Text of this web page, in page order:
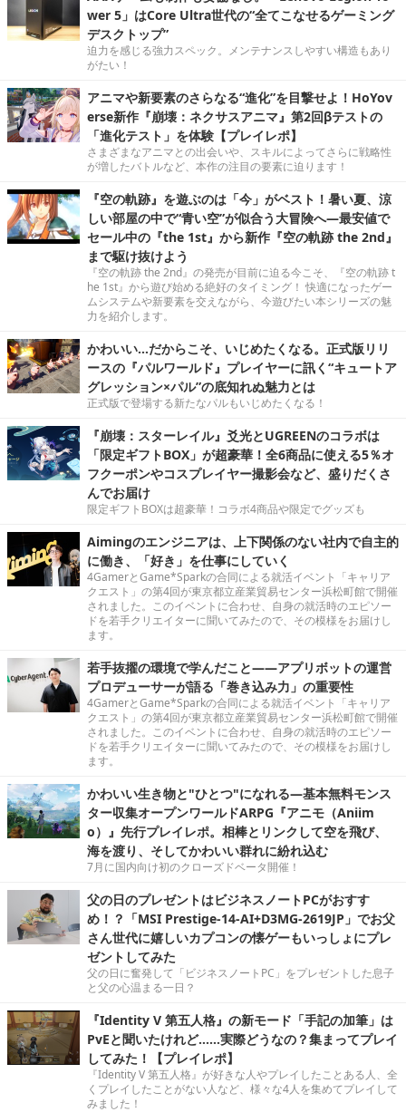
wer 5」はCore Ultra世代の“全てこなせるゲーミング
デスクトップ”
迫力を感じる強力スペック。メンテナンスしやすい構造もあり
がたい！
アニマや新要素のさらなる“進化”を目撃せよ！HoYov
erse新作『崩壊：ネクサスアニマ』第2回βテストの
「進化テスト」を体験【プレイレポ】
さまざまなアニマとの出会いや、スキルによってさらに戦略性
が増したバトルなど、本作の注目の要素に迫ります！
『空の軌跡』を遊ぶのは「今」がベスト！暑い夏、涼
しい部屋の中で“青い空”が似合う大冒険へ―最安値で
セール中の『the 1st』から新作『空の軌跡 the 2nd』
まで駆け抜けよう
『空の軌跡 the 2nd』の発売が目前に迫る今こそ、『空の軌跡 t
he 1st』から遊び始める絶好のタイミング！ 快適になったゲー
ムシステムや新要素を交えながら、今遊びたい本シリーズの魅
力を紹介します。
かわいい…だからこそ、いじめたくなる。正式版リリ
ースの『パルワールド』プレイヤーに訊く“キュートア
グレッション×パル”の底知れぬ魅力とは
正式版で登場する新たなパルもいじめたくなる！
『崩壊：スターレイル』爻光とUGREENのコラボは
「限定ギフトBOX」が超豪華！全6商品に使える5％オ
フクーポンやコスプレイヤー撮影会など、盛りだくさ
んでお届け
限定ギフトBOXは超豪華！コラボ4商品や限定でグッズも
Aimingのエンジニアは、上下関係のない社内で自主的
に働き、「好き」を仕事にしていく
4GamerとGame*Sparkの合同による就活イベント「キャリア
クエスト」の第4回が東京都立産業貿易センター浜松町館で開催
されました。このイベントに合わせ、自身の就活時のエピソー
ドを若手クリエイターに聞いてみたので、その模様をお届けし
ます。
若手抜擢の環境で学んだこと――アプリボットの運営
プロデューサーが語る「巻き込み力」の重要性
4GamerとGame*Sparkの合同による就活イベント「キャリア
クエスト」の第4回が東京都立産業貿易センター浜松町館で開催
されました。このイベントに合わせ、自身の就活時のエピソー
ドを若手クリエイターに聞いてみたので、その模様をお届けし
ます。
かわいい生き物と"ひとつ"になれる―基本無料モンス
ター収集オープンワールドARPG『アニモ（Aniim
o）』先行プレイレポ。相棒とリンクして空を飛び、
海を渡り、そしてかわいい群れに紛れ込む
7月に国内向け初のクローズドベータ開催！
父の日のプレゼントはビジネスノートPCがおすす
め！？「MSI Prestige-14-AI+D3MG-2619JP」でお父
さん世代に嬉しいカプコンの懐ゲーもいっしょにプレ
ゼントしてみた
父の日に奮発して「ビジネスノートPC」をプレゼントした息子
と父の心温まる一日？
『Identity V 第五人格』の新モード「手記の加筆」は
PvEと聞いたけれど……実際どうなの？集まってプレイ
してみた！【プレイレポ】
『Identity V 第五人格』が好きな人やプレイしたことある人、全
くプレイしたことがない人など、様々な4人を集めてプレイして
みました！